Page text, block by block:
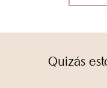
Quizás